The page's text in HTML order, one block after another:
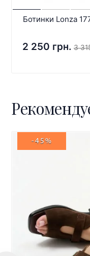
Ботинки Lonza
2 250 грн. 3
-45%